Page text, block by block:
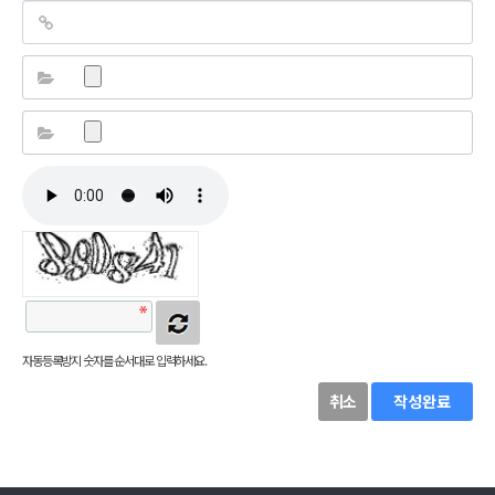
자동등록방지 숫자를 순서대로 입력하세요.
취소 작성완료